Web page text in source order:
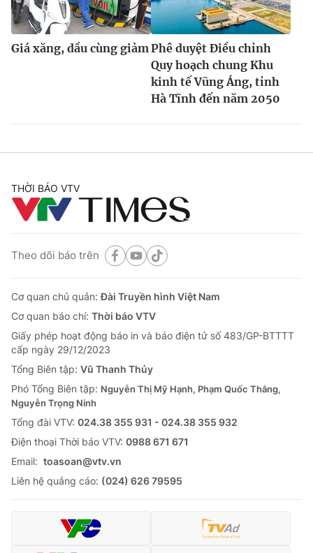
Giá xăng, dầu cùng giảm Phê duyệt Điều chỉnh
Quy hoạch chung Khu
kinh tế Vũng Áng, tỉnh
Hà Tĩnh đến năm 2050
THỜI BÁO VTV
Theo dõi báo trên
Cơ quan chủ quản:Đài Truyền hình Việt Nam
Cơ quan báo chí: Thời báo VTV
Giấy phép hoạt động báo in và báo điện tử số 483/GP-BTTTT
cấp ngày 29/12/2023
Tổng Biên tập: Vũ Thanh Thủy
Phó Tổng Biên tập: Nguyễn Thị Mỹ Hạnh, Phạm Quốc Thắng,
Nguyễn Trọng Ninh
Tổng đài VTV: 024.38 355 931 - 024.38 355 932
Ðiện thoại Thời báo VTV: 0988 671 671
Email: toasoan@vtv.vn
Liên hệ quảng cáo: (024) 626 79595